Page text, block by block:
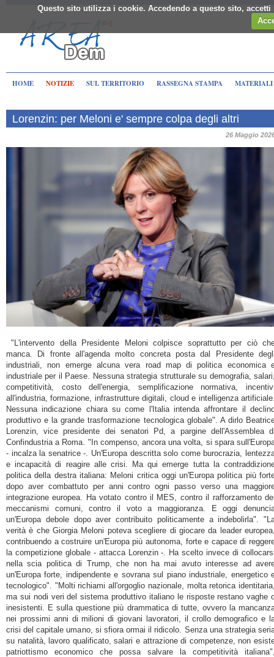
Questo sito utilizza i cookie. Accedendo a questo sito,
HOME NOTIZIE SUL TERRITORIO RASSEGNA STAMPA MATERIALI
Lorenzin: per Meloni e' sempre colpa degli altri
26 Maggio
"L'intervento della Presidente Meloni colpisce soprattutto per ciò
manca. Di fronte all'agenda molto concreta posta dal Presidente
industriali, non emerge alcuna vera road map di politica economica
industriale per il Paese. Nessuna strategia strutturale su demografia,
competitività, costo dell'energia, semplificazione normativa,
all'industria, formazione, infrastrutture digitali, cloud e intelligenza
Nessuna indicazione chiara su come l'Italia intenda affrontare il
produttivo e la grande trasformazione tecnologica globale". A dirlo
Lorenzin , vice presidente dei senatori Pd, a pargine dell'Assemblea
Confindustria a Roma. "In compenso, ancora una volta, si spara
- incalza la senatrice -. Un'Europa descritta solo come burocrazia,
e incapacità di reagire alle crisi. Ma qui emerge tutta la
politica della destra italiana: Meloni critica oggi un'Europa politica più
dopo aver combattuto per anni contro ogni passo verso una
integrazione europea. Ha votato contro il MES, contro il rafforzamento
meccanismi comuni, contro il voto a maggioranza. E oggi
un'Europa debole dopo aver contribuito politicamente a indebolirla".
verità è che Giorgia Meloni poteva scegliere di giocare da leader
contribuendo a costruire un'Europa più autonoma, forte e capace di
la competizione globale - attacca Lorenzin-. Ha scelto invece di
nella scia politica di Trump, che non ha mai avuto interesse ad
un'Europa forte, indipendente e sovrana sul piano industriale, energetico
tecnologico". "Molti richiami all'orgoglio nazionale, molta retorica
ma sui nodi veri del sistema produttivo italiano le risposte restano vaghe
inesistenti. E sulla questione più drammatica di tutte, ovvero la
nei prossimi anni di milioni di giovani lavoratori, il crollo demografico e
crisi del capitale umano, si sfiora ormai il ridicolo. Senza una strategia
su natalità, lavoro qualificato, salari e attrazione di competenze, non
patriottismo economico che possa salvare la competitività